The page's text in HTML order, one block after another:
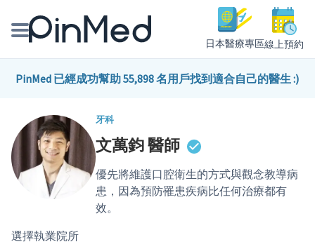
日本醫療專區線上預約
線上預約醫師、院所
醫師專欄專訪
健康主題館
我是醫療人員
PinMed 已經成功幫助 55,898 名用戶找到適合自己的醫生 :)
牙科
文萬鈞醫師
優先將維護口腔衛生的方式與觀念教導病
患，因為預防罹患疾病比任何治療都有
效。
選擇執業院所